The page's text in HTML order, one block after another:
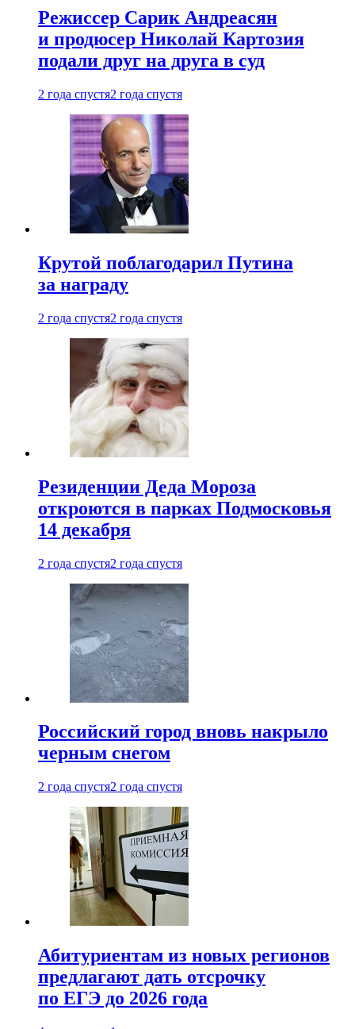
Режиссер Сарик Андреасян
и продюсер Николай Картозия
подали друг на друга в суд
2 года спустя2 года спустя
Крутой поблагодарил Путина
за награду
2 года спустя2 года спустя
Резиденции Деда Мороза
откроются в парках Подмосковья
14 декабря
2 года спустя2 года спустя
Российский город вновь накрыло
черным снегом
2 года спустя2 года спустя
Абитуриентам из новых регионов
предлагают дать отсрочку
по ЕГЭ до 2026 года